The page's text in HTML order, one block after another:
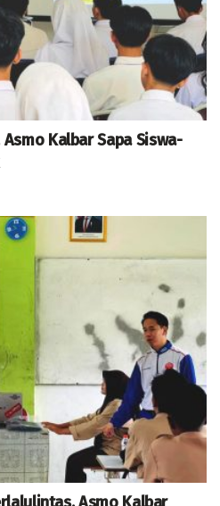
Kalbar Sapa Siswa-